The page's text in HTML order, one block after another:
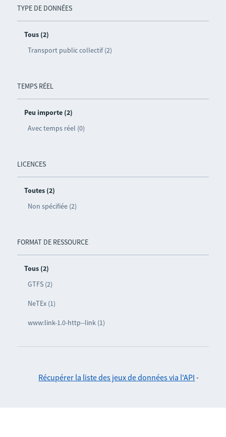
TYPE DE DONNÉES
Tous (2)
Transport public collectif (2)
TEMPS RÉEL
Peu importe (2)
Avec temps réel (0)
LICENCES
Toutes (2)
Non spécifiée (2)
FORMAT DE RESSOURCE
Tous (2)
GTFS (2)
NeTEx (1)
www:link-1.0-http--link (1)
Récupérer la liste des jeux de données via l'API -